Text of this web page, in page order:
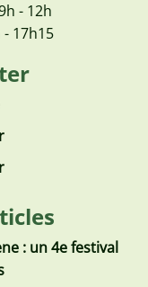
- 12h
17h15
: un 4e festival